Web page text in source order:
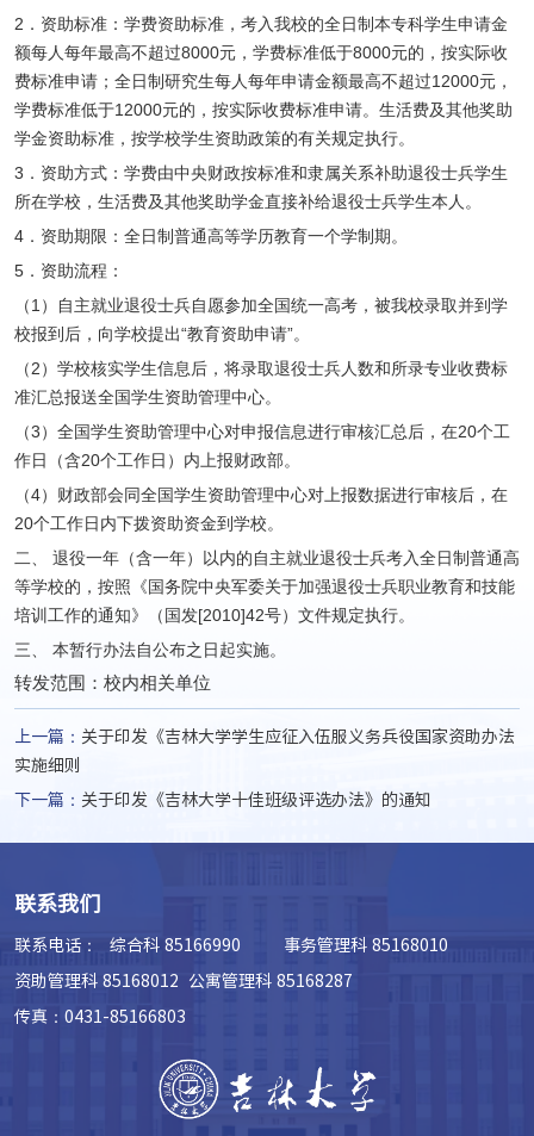
2．资助标准：学费资助标准，考入我校的全日制本专科学生申请金
额每人每年最高不超过8000元，学费标准低于8000元的，按实际收
费标准申请；全日制研究生每人每年申请金额最高不超过12000元，
学费标准低于12000元的，按实际收费标准申请。生活费及其他奖助
学金资助标准，按学校学生资助政策的有关规定执行。
3．资助方式：学费由中央财政按标准和隶属关系补助退役士兵学生
所在学校，生活费及其他奖助学金直接补给退役士兵学生本人。
4．资助期限：全日制普通高等学历教育一个学制期。
5．资助流程：
（1）自主就业退役士兵自愿参加全国统一高考，被我校录取并到学
校报到后，向学校提出“教育资助申请”。
（2）学校核实学生信息后，将录取退役士兵人数和所录专业收费标
准汇总报送全国学生资助管理中心。
（3）全国学生资助管理中心对申报信息进行审核汇总后，在20个工
作日（含20个工作日）内上报财政部。
（4）财政部会同全国学生资助管理中心对上报数据进行审核后，在
20个工作日内下拨资助资金到学校。
二、 退役一年（含一年）以内的自主就业退役士兵考入全日制普通高
等学校的，按照《国务院中央军委关于加强退役士兵职业教育和技能
培训工作的通知》（国发[2010]42号）文件规定执行。
三、 本暂行办法自公布之日起实施。
转发范围：校内相关单位
上一篇： 关于印发《吉林大学学生应征入伍服义务兵役国家资助办法
实施细则
下一篇： 关于印发《吉林大学十佳班级评选办法》的通知
联系我们
联系电话：
综合科 85166990 事务管理科 85168010
资助管理科 85168012 公寓管理科 85168287
传真：0431-85166803